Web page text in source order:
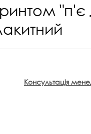
"п'є
Консультація